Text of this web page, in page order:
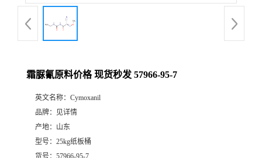
霜脲氰原料价格 现货秒发 57966-95-7
英文名称： Cymoxanil
品牌：
见详情
产地： 山东
型号： 25kg纸板桶